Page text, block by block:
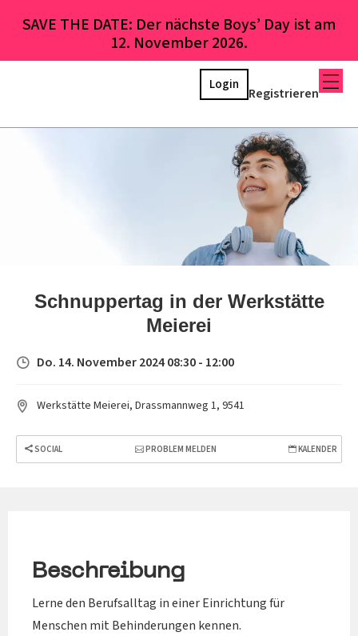
SAVE THE DATE: Der nächste Boys’ Day ist am
12. November 2026.
Registrieren
Login
Schnuppertag in der Werkstätte
Meierei
Do. 14. November 2024 08:30 - 12:00
Werkstätte Meierei, Drassmannweg 1, 9541
SOCIAL PROBLEM MELDEN KALENDER
Beschreibung
Lerne den Berufsalltag in einer Einrichtung für
Menschen mit Behinderungen kennen.